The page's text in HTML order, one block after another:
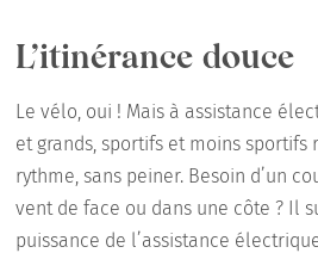
L’itinérance douce
Le vélo, oui ! Mais à assistance
et grands, sportifs et moins sportifs
rythme, sans peiner. Besoin d’un
vent de face ou dans une côte ? Il
puissance de l’assistance